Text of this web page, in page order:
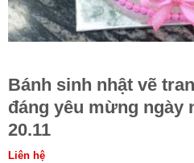
Bánh sinh nhật vẽ
đáng yêu mừng ngày
20.11
Liên hệ